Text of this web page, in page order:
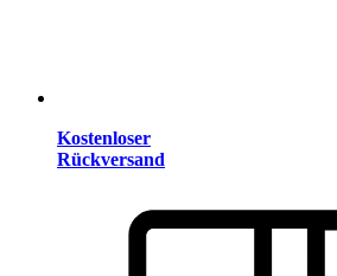
Kostenloser
Rückversand